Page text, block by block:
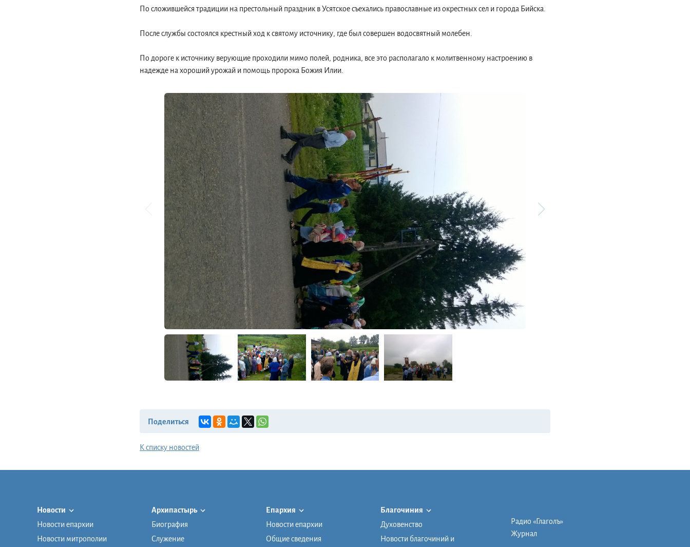
По сложившейся традиции на престольный праздник в Усятское съехались православные из окрестных сел и города Бийска.
После службы состоялся крестный ход к святому источнику, где был совершен водосвятный молебен.
По дороге к источнику верующие проходили мимо полей, родника, все это располагало к молитвенному настроению в
надежде на хороший урожай и помощь пророка Божия Илии.
Поделиться
К списку новостей
Новости
Новости епархии
Новости митрополии
Архипастырь
Биография
Служение
Епархия
Новости епархии
Общие сведения
Благочиния
Духовенство
Новости благочиний и
Радио «Глаголъ»
Журнал